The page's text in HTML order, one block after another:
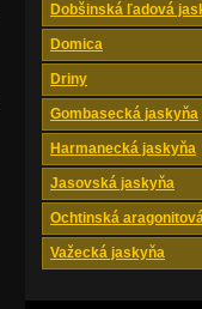
Dobšinská ľadová
Domica
Driny
Gombasecká jaskyňa
Harmanecká jaskyňa
Jasovská jaskyňa
Ochtinská
Važecká jaskyňa